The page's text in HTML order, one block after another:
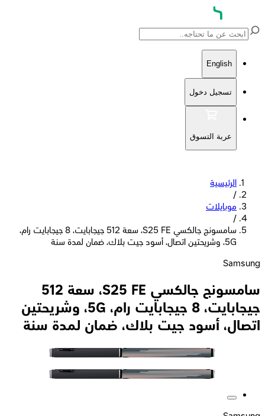
English
تسجيل دخول
عربة التسوق
الرئيسية
/
موبايلات
/
سامسونج جالكسي S25 FE، سعة 512 جيجابايت، 8 جيجابايت رام،
5G، وشريحتين اتصال، أسود جيت بلاك، ضمان لمدة سنة
Samsung
سامسونج جالكسي S25 FE، سعة 512
جيجابايت، 8 جيجابايت رام، 5G، وشريحتين
اتصال، أسود جيت بلاك، ضمان لمدة سنة